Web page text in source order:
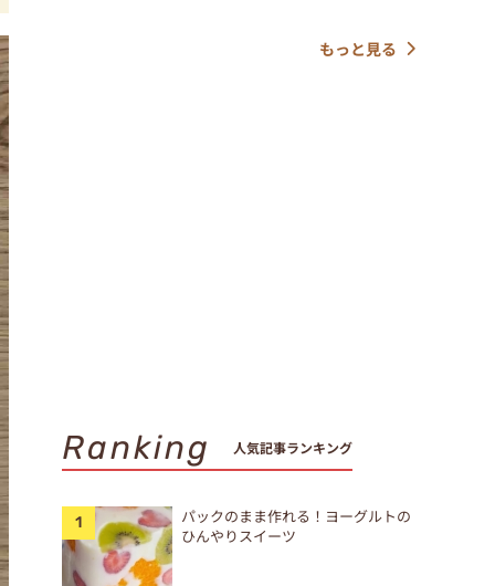
もっと見る
Ranking 人気記事ランキング
パックのまま作れる！ヨーグルトの
ひんやりスイーツ